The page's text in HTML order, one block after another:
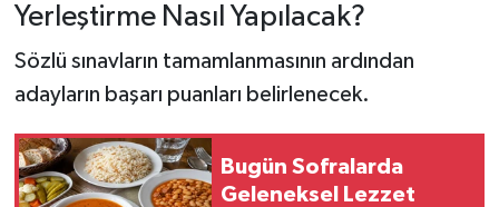
Yerleştirme Nasıl Yapılacak?
Sözlü sınavların tamamlanmasının ardından
adayların başarı puanları belirlenecek.
Bugün Sofralarda
Geleneksel Lezzet